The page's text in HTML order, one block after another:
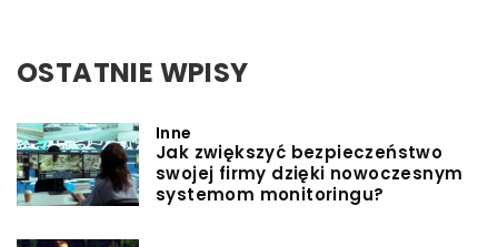
OSTATNIE WPISY
Inne
Jak zwiększyć bezpieczeństwo
swojej firmy dzięki nowoczesnym
systemom monitoringu?